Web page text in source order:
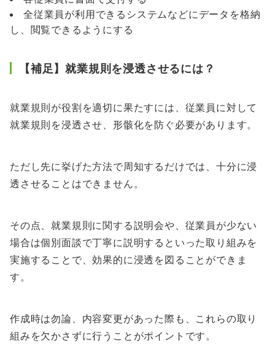
全従業員が利用できるシステムなどにデータを格納
し、閲覧できるようにする
【補足】就業規則を浸透させるには？
就業規則が役割を適切に果たすには、従業員に対して
就業規則を浸透させ、形骸化を防ぐ必要があります。
ただし先に挙げた方法で周知するだけでは、十分に浸
透させることはできません。
その点、就業規則に関する説明会や、従業員が少ない
場合は個別面談で丁寧に説明するといった取り組みを
実施することで、効果的に浸透を図ることができま
す。
作成時は勿論、内容変更があった際も、これらの取り
組みを欠かさずに行うことがポイントです。